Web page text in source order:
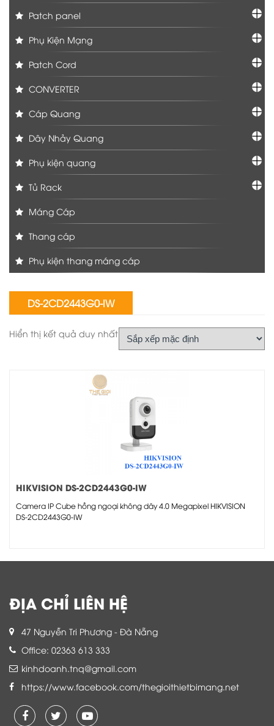
Patch panel
Phụ Kiện Mạng
Patch Cord
CONVERTER
Cáp Quang
Dây Nhảy Quang
Phụ kiện quang
Tủ Rack
Máng Cáp
Thang cáp
Phụ kiện thang máng cáp
DS-2CD2443G0-IW
Hiển thị kết quả duy nhất
HIKVISION DS-2CD2443G0-IW
Camera IP Cube hồng ngoại không dây 4.0 Megapixel HIKVISION
DS-2CD2443G0-IW
ĐỊA CHỈ LIÊN HỆ
47 Nguyễn Tri Phương - Đà Nẵng
Office: 02363 613 333
kinhdoanh.tnq@gmail.com
https://www.facebook.com/thegioithietbimang.net